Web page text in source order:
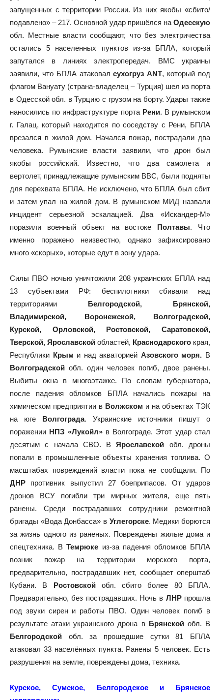
запущенных с территории России. Из них якобы «сбито/
подавлено» – 217. Основной удар пришёлся на Одесскую
обл. Местные власти сообщают, что без электричества
остались 5 населенных пунктов из-за БПЛА, который
запутался в линиях электропередач. ВМС украины
заявили, что БПЛА атаковалсухогруз ANT, который под
флагом Вануату (страна-владелец – Турция) шел из порта
в Одесской обл. в Турцию с грузом на борту. Удары также
наносились по инфраструктуре порта Рени. В румынском
г. Галац, который находится по соседству с Рени, БПЛА
врезался в жилой дом. Начался пожар, пострадали два
человека. Румынские власти заявили, что дрон был
якобы российский. Известно, что два самолета и
вертолет, принадлежащие румынским ВВС, были подняты
для перехвата БПЛА. Не исключено, что БПЛА был сбит
и затем упал на жилой дом. В румынском МИД назвали
инцидент серьезной эскалацией. Два «Искандер-М»
поразили военный объект на востоке Полтавы. Что
именно поражено неизвестно, однако зафиксировано
много «скорых», которые едут в зону удара.
Силы ПВО ночью уничтожили 208 украинских БПЛА над
13 субъектами РФ: беспилотники сбивали над
территориями Белгородской, Брянской,
Владимирской, Воронежской, Волгоградской,
Курской, Орловской, Ростовской, Саратовской,
Тверской, Ярославской областей, Краснодарского края,
Республики Крым и над акваторией Азовского моря. В
Волгоградской обл. один человек погиб, двое ранены.
Выбиты окна в многоэтажке. По словам губернатора,
после падения обломков БПЛА начались пожары на
химическом предприятии в Волжском и на объектах ТЭК
на юге Волгограда. Украинские источники пишут о
поражении НПЗ «Лукойл»в Волгограде. Этот удар стал
десятым с начала СВО. ВЯрославской обл. дроны
попали в промышленные объекты хранения топлива. О
масштабах повреждений власти пока не сообщали. По
ДНР противник выпустил 27 боеприпасов. От ударов
дронов ВСУ погибли три мирных жителя, еще пять
ранены. Среди пострадавших сотрудники ремонтной
бригады «Вода Донбасса» в Углегорске. Медики борются
за жизнь одного из раненых. Повреждены жилые дома и
спецтехника. ВТемрюке из-за падения обломков БПЛА
возник пожар на территории морского порта,
предварительно, пострадавших нет, сообщает оперштаб
Кубани. В Ростовскойобл. сбито более 80 БПЛА.
Предварительно, без пострадавших. Ночь в ЛНРпрошла
под звуки сирен и работы ПВО. Один человек погиб в
результате атаки украинского дрона в Брянскойобл. В
Белгородской обл. за прошедшие сутки 81 БПЛА
атаковал 33 населённых пункта. Ранены 5 человек. Есть
разрушения на земле, повреждены дома, техника.
Курское, Сумское, Белгородское и Брянское